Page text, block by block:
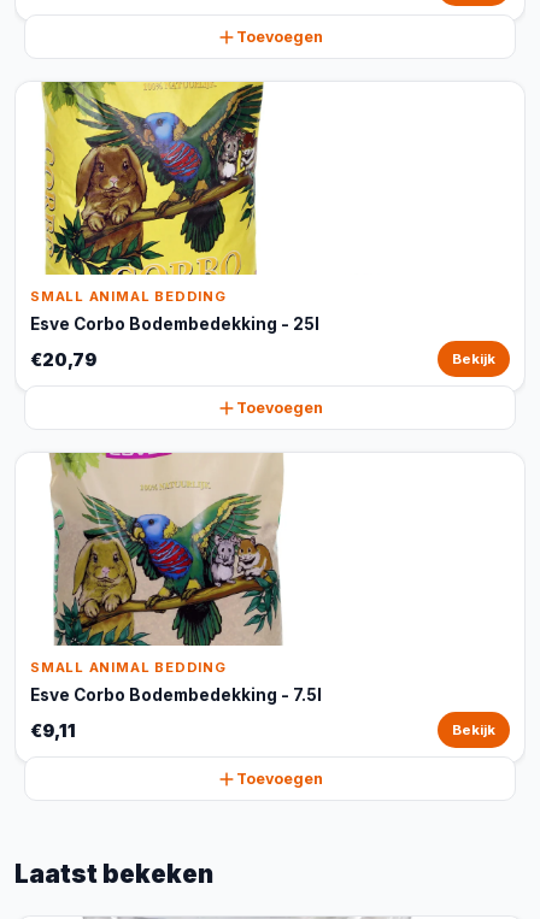
Toevoegen
SMALL ANIMAL BEDDING
Esve Corbo Bodembedekking - 25l
€20,79 Bekijk
Toevoegen
SMALL ANIMAL BEDDING
Esve Corbo Bodembedekking - 7.5l
€9,11 Bekijk
Toevoegen
Laatst bekeken